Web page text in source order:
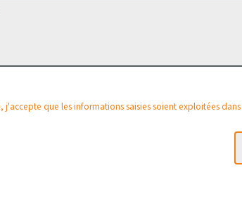
j'accepte que les informations saisies soient exploitées